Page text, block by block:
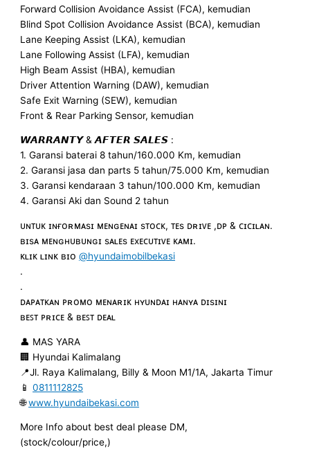
Forward Collision Avoidance Assist (FCA), kemudian
Blind Spot Collision Avoidance Assist (BCA), kemudian
Lane Keeping Assist (LKA), kemudian
Lane Following Assist (LFA), kemudian
High Beam Assist (HBA), kemudian
Driver Attention Warning (DAW), kemudian
Safe Exit Warning (SEW), kemudian
Front & Rear Parking Sensor, kemudian
𝙒𝘼𝙍𝙍𝘼𝙉𝙏𝙔 & 𝘼𝙁𝙏𝙀𝙍 𝙎𝘼𝙇𝙀𝙎 :
1. Garansi baterai 8 tahun/160.000 Km, kemudian
2. Garansi jasa dan parts 5 tahun/75.000 Km, kemudian
3. Garansi kendaraan 3 tahun/100.000 Km, kemudian
4. Garansi Aki dan Sound 2 tahun
ᴜɴᴛᴜᴋ ɪɴғᴏʀᴍᴀsɪ ᴍᴇɴɢᴇɴᴀɪ sᴛᴏᴄᴋ, ᴛᴇs ᴅʀɪᴠᴇ ,ᴅᴘ & ᴄɪᴄɪʟᴀɴ.
ʙɪsᴀ ᴍᴇɴɢʜᴜʙᴜɴɢɪ sᴀʟᴇs ᴇxᴇᴄᴜᴛɪᴠᴇ ᴋᴀᴍɪ.
ᴋʟɪᴋ ʟɪɴᴋ ʙɪᴏ@hyundaimobilbekasi
.
.
ᴅᴀᴘᴀᴛᴋᴀɴ ᴘʀᴏᴍᴏ ᴍᴇɴᴀʀɪᴋ ʜʏᴜɴᴅᴀɪ ʜᴀɴʏᴀ ᴅɪsɪɴɪ
ʙᴇꜱᴛ ᴘʀɪᴄᴇ & ʙᴇꜱᴛ ᴅᴇᴀʟ
👤 MAS YARA
🏢 Hyundai Kalimalang
📍Jl. Raya Kalimalang, Billy & Moon M1/1A, Jakarta Timur
📱0811112825
🌐www.hyundaibekasi.com
More Info about best deal please DM,
(stock/colour/price,)